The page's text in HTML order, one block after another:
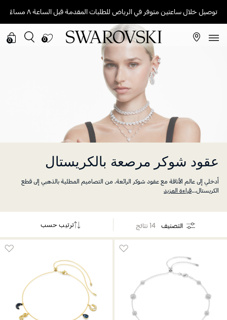
توصيل خلال ساعتين متوفر في الرياض للطلبات المقدمة قبل الساعة ٨ مساءً
0
0
عقود شوكر مرصعة بالكريستال
أدخلي إلى عالم الأناقة مع عقود شوكر الرائعة. من التصاميم المطلية بالذهبي إلى قطع
الكريستال...قراءة المزيد
التصنيف 14 نتائج ترتيب حسب